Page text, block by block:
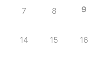
7 8 9
14 15 16